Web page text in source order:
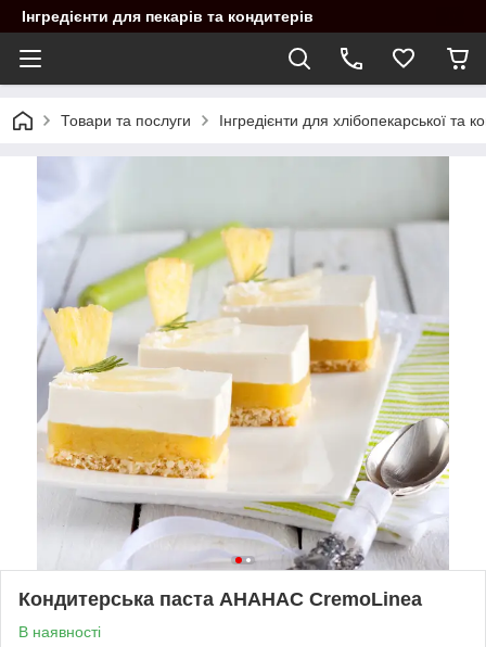
Інгредієнти для пекарів та кондитерів
Товари та послуги Інгредієнти для хлібопекарської та
Кондитерська паста АНАНАС CremoLinea
В наявності